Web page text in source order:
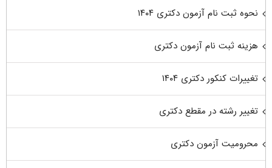
نحوه ثبت نام آزمون دکتری ۱۴۰۴
هزینه ثبت نام آزمون دکتری
تغییرات کنکور دکتری ۱۴۰۴
تغییر رشته در مقطع دکتری
محرومیت آزمون دکتری